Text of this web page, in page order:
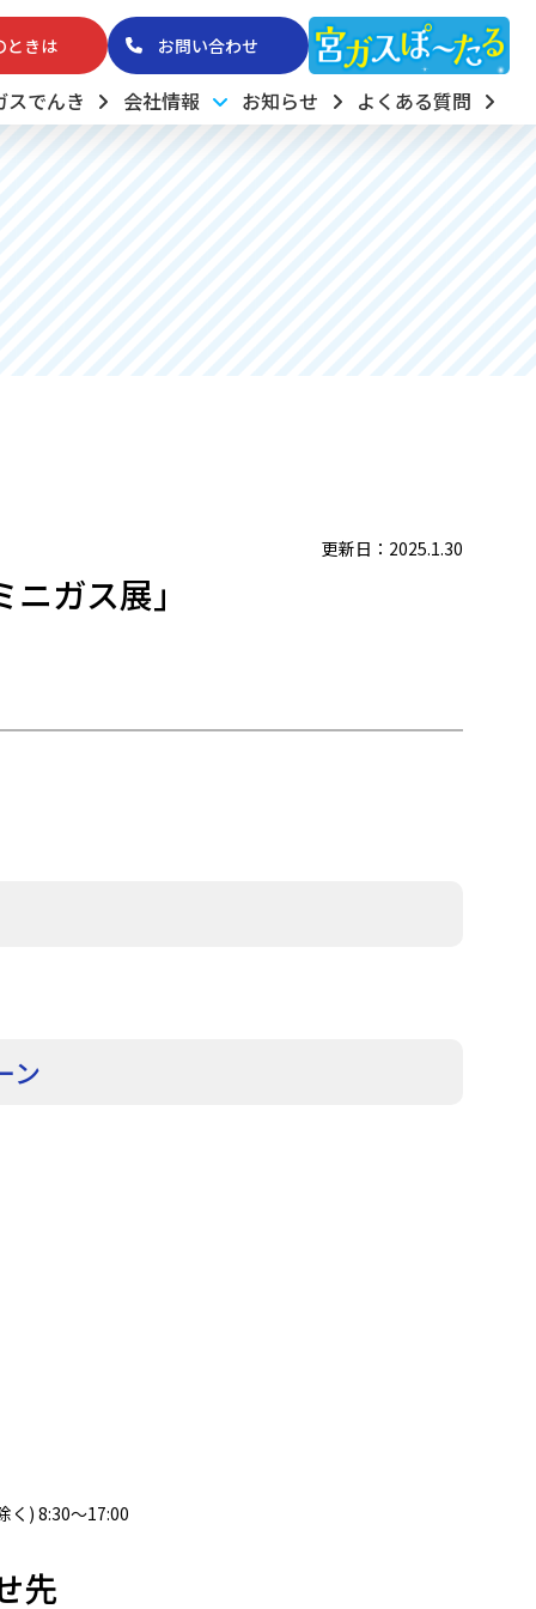
ときは お問い合わせ
スでんき 会社情報 お知らせ よくある質問
更新日：2025.1.30
ガス展」
ン
く) 8:30〜17:00
先